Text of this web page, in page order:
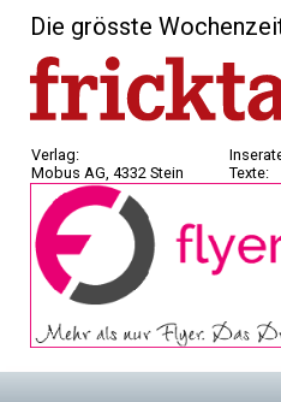
Die grösste
Verlag:
Mobus AG, 4332 Stein
Texte: